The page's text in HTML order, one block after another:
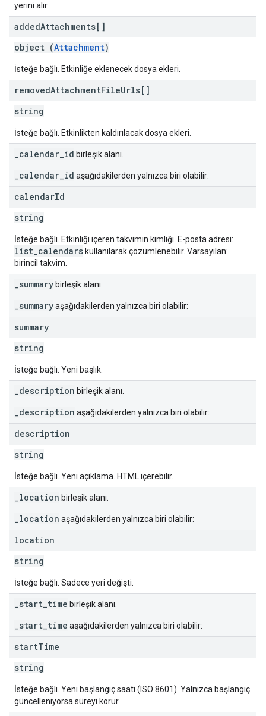
yerini alır.
addedAttachments[]
object (Attachment)
İsteğe bağlı. Etkinliğe eklenecek dosya ekleri.
removedAttachmentFileUrls[]
string
İsteğe bağlı. Etkinlikten kaldırılacak dosya ekleri.
_calendar_id birleşik alanı.
_calendar_id aşağıdakilerden yalnızca biri olabilir:
calendarId
string
İsteğe bağlı. Etkinliği içeren takvimin kimliği. E-posta adresi:
list_calendars kullanılarak çözümlenebilir. Varsayılan:
birincil takvim.
_summary birleşik alanı.
_summaryaşağıdakilerden yalnızca biri olabilir:
summary
string
İsteğe bağlı. Yeni başlık.
_description birleşik alanı.
_description aşağıdakilerden yalnızca biri olabilir:
description
string
İsteğe bağlı. Yeni açıklama. HTML içerebilir.
_location birleşik alanı.
_location aşağıdakilerden yalnızca biri olabilir:
location
string
İsteğe bağlı. Sadece yeri değişti.
_start_time birleşik alanı.
_start_time aşağıdakilerden yalnızca biri olabilir:
startTime
string
İsteğe bağlı. Yeni başlangıç saati (ISO 8601). Yalnızca başlangıç
güncelleniyorsa süreyi korur.